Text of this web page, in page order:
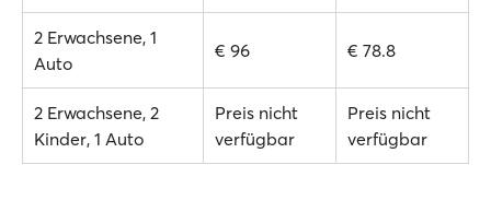
2 Erwachsene, 1
Auto
€ 96 € 78.8
2 Erwachsene, 2
Kinder, 1 Auto
Preis nicht
verfügbar
Preis nicht
verfügbar